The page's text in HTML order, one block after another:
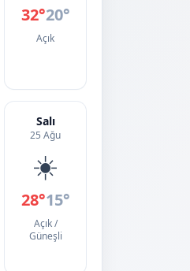
32°20°
Açık
Salı
25 Ağu
☀️
28°15°
Açık /
Güneşli